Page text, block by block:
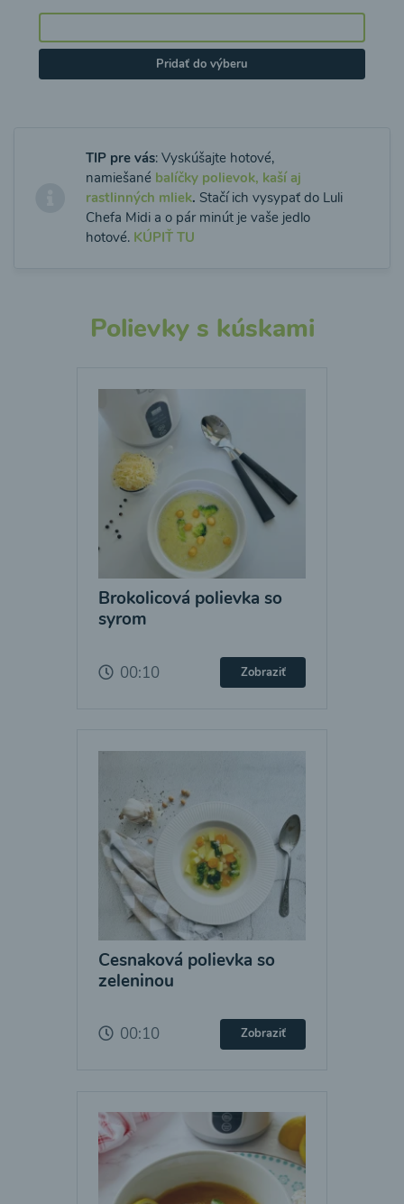
Pridať do výberu
TIP pre vás: Vyskúšajte hotové,
namiešané balíčky polievok, kaší aj
rastlinných mliek. Stačí ich vysypať do Luli
Chefa Midi a o pár minút je vaše jedlo
hotové. KÚPIŤ TU
Polievky s kúskami
Brokolicová polievka so
syrom
00:10 Zobraziť
Cesnaková polievka so
zeleninou
00:10 Zobraziť